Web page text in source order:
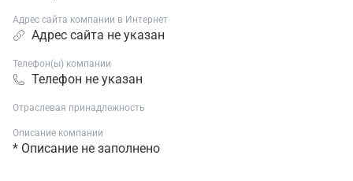
Адрес сайта компании в Интернет
Адрес сайта не указан
Телефон(ы) компании
Телефон не указан
Отраслевая принадлежность
Описание компании
* Описание не заполнено